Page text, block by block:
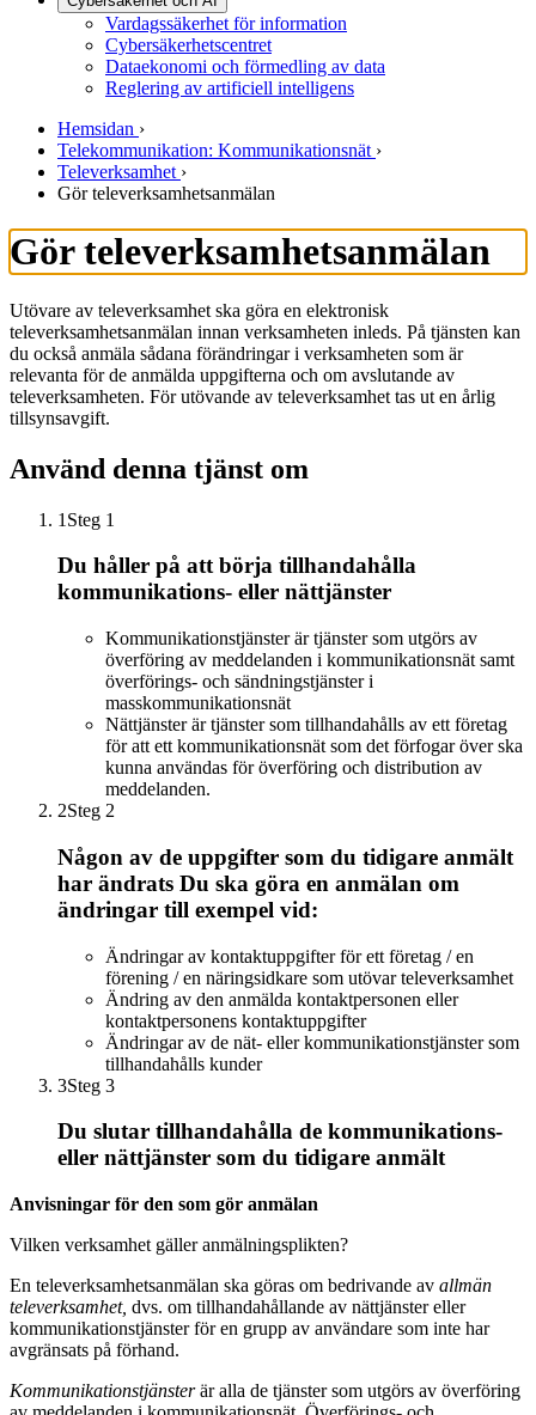
Vardagssäkerhet för information
Cybersäkerhetscentret
Dataekonomi och förmedling av data
Reglering av artificiell intelligens
Hemsidan ›
Telekommunikation: Kommunikationsnät ›
Televerksamhet ›
Gör televerksamhetsanmälan
Gör televerksamhetsanmälan
Utövare av televerksamhet ska göra en elektronisk
televerksamhetsanmälan innan verksamheten inleds. På tjänsten kan
du också anmäla sådana förändringar i verksamheten som är
relevanta för de anmälda uppgifterna och om avslutande av
televerksamheten. För utövande av televerksamhet tas ut en årlig
tillsynsavgift.
Använd denna tjänst om
1 Steg 1
Du håller på att börja tillhandahålla
kommunikations- eller nättjänster
Kommunikationstjänster är tjänster som utgörs av
överföring av meddelanden i kommunikationsnät samt
överförings- och sändningstjänster i
masskommunikationsnät
Nättjänster är tjänster som tillhandahålls av ett företag
för att ett kommunikationsnät som det förfogar över ska
kunna användas för överföring och distribution av
meddelanden.
2Steg 2
Någon av de uppgifter som du tidigare anmält
har ändrats Du ska göra en anmälan om
ändringar till exempel vid:
Ändringar av kontaktuppgifter för ett företag / en
förening / en näringsidkare som utövar televerksamhet
Ändring av den anmälda kontaktpersonen eller
kontaktpersonens kontaktuppgifter
Ändringar av de nät- eller kommunikationstjänster som
tillhandahålls kunder
3Steg 3
Du slutar tillhandahålla de kommunikations-
eller nättjänster som du tidigare anmält
Anvisningar för den som gör anmälan
Vilken verksamhet gäller anmälningsplikten?
En televerksamhetsanmälan ska göras om bedrivande av allmän
televerksamhet, dvs. om tillhandahållande av nättjänster eller
kommunikationstjänster för en grupp av användare som inte har
avgränsats på förhand.
Kommunikationstjänsterär alla de tjänster som utgörs av överföring